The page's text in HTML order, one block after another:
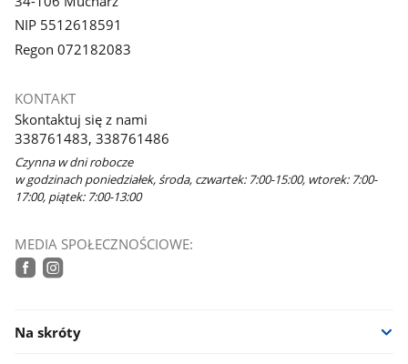
NIP 5512618591
Regon 072182083
KONTAKT
Skontaktuj się z nami
338761483, 338761486
Czynna w dni robocze
w godzinach poniedziałek, środa, czwartek: 7:00-15:00, wtorek: 7:00-
17:00, piątek: 7:00-13:00
MEDIA SPOŁECZNOŚCIOWE:
Na skróty